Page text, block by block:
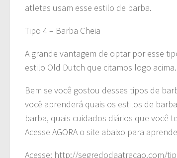
atletas usam esse estilo de barba.
Tipo 4 – Barba Cheia
A grande vantagem de optar por esse
estilo Old Dutch que citamos logo acima.
Bem se você gostou desses tipos de
você aprenderá quais os estilos de
barba, quais cuidados diários que você
Acesse AGORA o site abaixo para
Acesse: http://segredodaatracao.com/